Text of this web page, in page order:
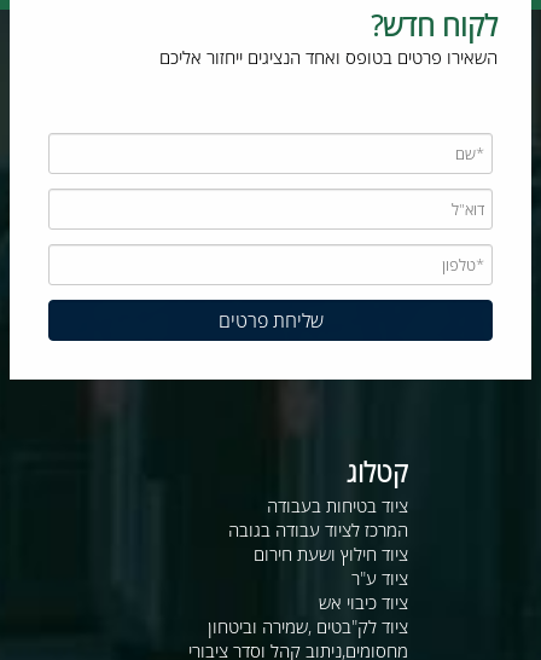
לקוח חדש?
השאירו פרטים בטופס ואחד הנציגים ייחזור אליכם
קטלוג
ציוד בטיחות בעבודה
המרכז לציוד עבודה בגובה
ציוד חילוץ ושעת חירום
ציוד ע"ר
ציוד כיבוי אש
ציוד לק"בטים ,שמירה וביטחון
מחסומים,ניתוב קהל וסדר ציבורי